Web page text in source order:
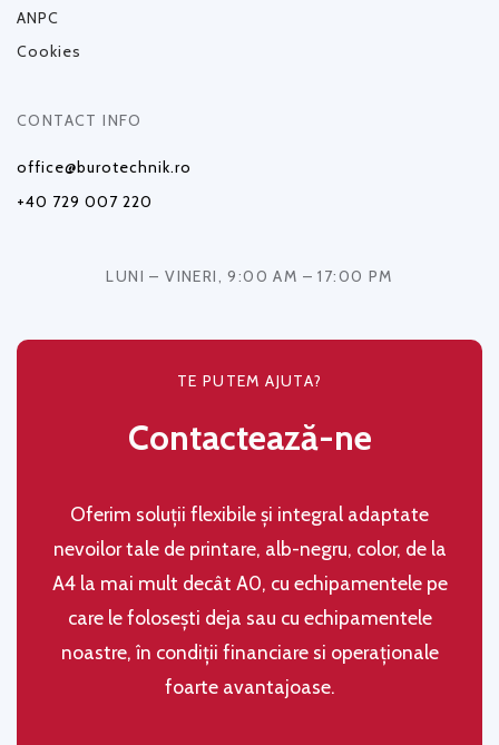
ANPC
Cookies
CONTACT INFO
office@burotechnik.ro
+40 729 007 220
LUNI – VINERI, 9:00 AM – 17:00 PM
TE PUTEM AJUTA?
Contactează-ne
Oferim soluţii flexibile şi integral adaptate
nevoilor tale de printare, alb-negru, color, de la
A4 la mai mult decât A0, cu echipamentele pe
care le folosești deja sau cu echipamentele
noastre, în condiţii financiare si operaţionale
foarte avantajoase.